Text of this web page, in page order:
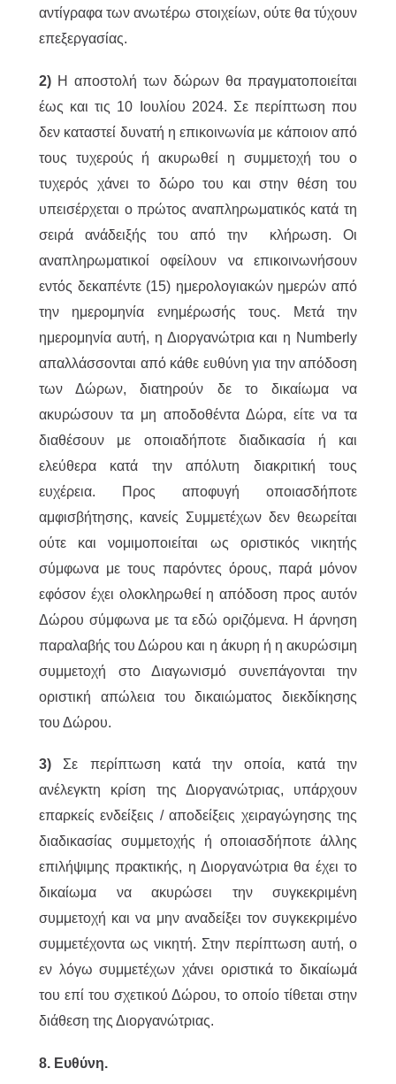
αντίγραφα των ανωτέρω στοιχείων, ούτε θα τύχουν
επεξεργασίας.
2) H αποστολή των δώρων θα πραγματοποιείται
έως και τις 10 Ιουλίου 2024. Σε περίπτωση που
δεν καταστεί δυνατή η επικοινωνία με κάποιον από
τους τυχερούς ή ακυρωθεί η συμμετοχή του ο
τυχερός χάνει το δώρο του και στην θέση του
υπεισέρχεται ο πρώτος αναπληρωματικός κατά τη
σειρά ανάδειξής του από την κλήρωση. Οι
αναπληρωματικοί οφείλουν να επικοινωνήσουν
εντός δεκαπέντε (15) ημερολογιακών ημερών από
την ημερομηνία ενημέρωσής τους. Μετά την
ημερομηνία αυτή, η Διοργανώτρια και η Numberly
απαλλάσσονται από κάθε ευθύνη για την απόδοση
των Δώρων, διατηρούν δε το δικαίωμα να
ακυρώσουν τα μη αποδοθέντα Δώρα, είτε να τα
διαθέσουν με οποιαδήποτε διαδικασία ή και
ελεύθερα κατά την απόλυτη διακριτική τους
ευχέρεια. Προς αποφυγή οποιασδήποτε
αμφισβήτησης, κανείς Συμμετέχων δεν θεωρείται
ούτε και νομιμοποιείται ως οριστικός νικητής
σύμφωνα με τους παρόντες όρους, παρά μόνον
εφόσον έχει ολοκληρωθεί η απόδοση προς αυτόν
Δώρου σύμφωνα με τα εδώ οριζόμενα. Η άρνηση
παραλαβής του Δώρου και η άκυρη ή η ακυρώσιμη
συμμετοχή στο Διαγωνισμό συνεπάγονται την
οριστική απώλεια του δικαιώματος διεκδίκησης
του Δώρου.
3) Σε περίπτωση κατά την οποία, κατά την
ανέλεγκτη κρίση της Διοργανώτριας, υπάρχουν
επαρκείς ενδείξεις / αποδείξεις χειραγώγησης της
διαδικασίας συμμετοχής ή οποιασδήποτε άλλης
επιλήψιμης πρακτικής, η Διοργανώτρια θα έχει το
δικαίωμα να ακυρώσει την συγκεκριμένη
συμμετοχή και να μην αναδείξει τον συγκεκριμένο
συμμετέχοντα ως νικητή. Στην περίπτωση αυτή, ο
εν λόγω συμμετέχων χάνει οριστικά το δικαίωμά
του επί του σχετικού Δώρου, το οποίο τίθεται στην
διάθεση της Διοργανώτριας.
8. Ευθύνη.